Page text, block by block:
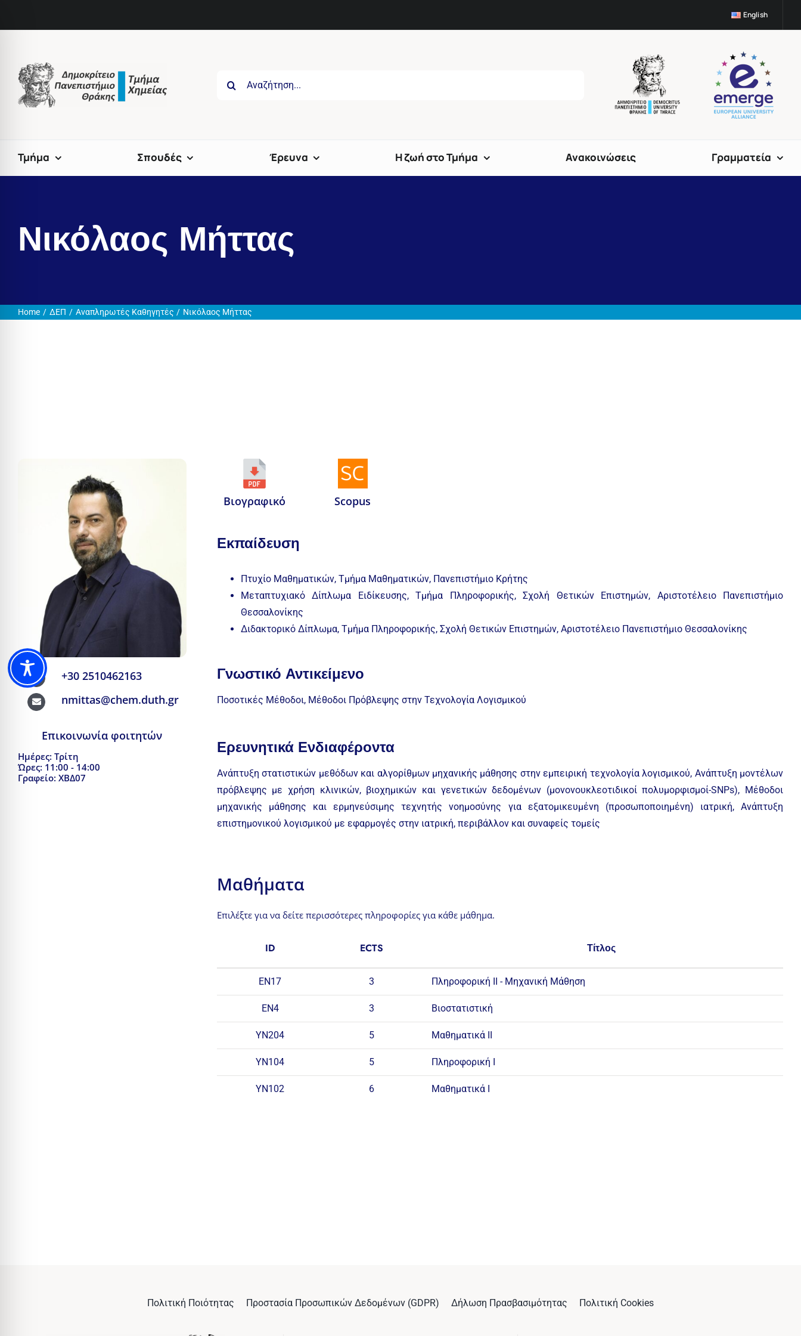
English
Τμήμα Σπουδές Έρευνα Η ζωή στο Τμήμα Ανακοινώσεις Γραμματεία
Νικόλαος Μήττας
Home ΔΕΠ Αναπληρωτές Καθηγητές Νικόλαος Μήττας
+30 2510462163
nmittas@chem.duth.gr
Επικοινωνία φοιτητών
Ημέρες: Τρίτη
Ώρες: 11:00 - 14:00
Γραφείο: ΧΒΔ07
Βιογραφικό Scopus
Εκπαίδευση
Πτυχίο Μαθηματικών, Τμήμα Μαθηματικών, Πανεπιστήμιο Κρήτης
Μεταπτυχιακό Δίπλωμα Ειδίκευσης, Τμήμα Πληροφορικής, Σχολή Θετικών Επιστημών, Αριστοτέλειο Πανεπιστήμιο
Θεσσαλονίκης
Διδακτορικό Δίπλωμα, Τμήμα Πληροφορικής, Σχολή Θετικών Επιστημών, Αριστοτέλειο Πανεπιστήμιο Θεσσαλονίκης
Γνωστικό Αντικείμενο
Ποσοτικές Μέθοδοι, Μέθοδοι Πρόβλεψης στην Τεχνολογία Λογισμικού
Ερευνητικά Ενδιαφέροντα
Ανάπτυξη στατιστικών μεθόδων και αλγορίθμων μηχανικής μάθησης στην εμπειρική τεχνολογία λογισμικού, Ανάπτυξη μοντέλων
πρόβλεψης με χρήση κλινικών, βιοχημικών και γενετικών δεδομένων (μονονουκλεοτιδικοί πολυμορφισμοί-SNPs), Μέθοδοι
μηχανικής μάθησης και ερμηνεύσιμης τεχνητής νοημοσύνης για εξατομικευμένη (προσωποποιημένη) ιατρική, Ανάπτυξη
επιστημονικού λογισμικού με εφαρμογές στην ιατρική, περιβάλλον και συναφείς τομείς
Μαθήματα
Επιλέξτε για να δείτε περισσότερες πληροφορίες για κάθε μάθημα.
ID ECTS Τίτλος
ΕΝ17 3 Πληροφορική ΙΙ - Μηχανική Μάθηση
ΕΝ4 3 Βιοστατιστική
ΥΝ204 5 Μαθηματικά ΙΙ
ΥΝ104 5 Πληροφορική I
ΥΝ102 6 Μαθηματικά I
Πολιτική Ποιότητας Προστασία Προσωπικών Δεδομένων (GDPR) Δήλωση Πρασβασιμότητας Πολιτική Cookies